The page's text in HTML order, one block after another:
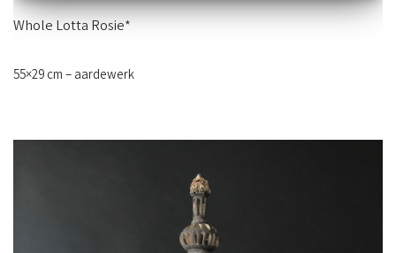
Whole Lotta Rosie*
55×29 cm – aardewerk